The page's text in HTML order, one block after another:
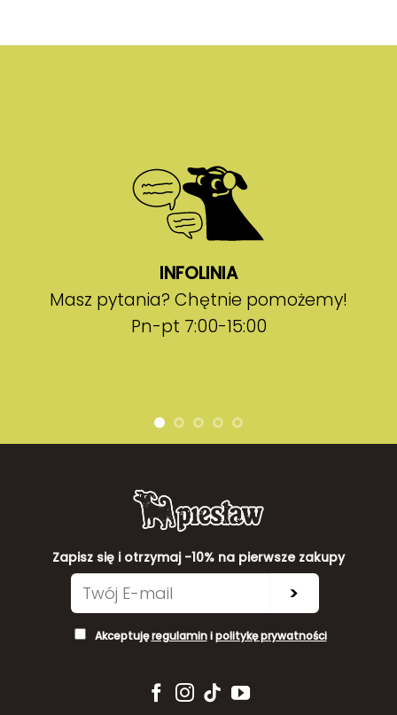
INFOLINIA
Masz pytania? Chętnie pomożemy!
Pn-pt 7:00-15:00
Zapisz się i otrzymaj -10% na pierwsze zakupy
>
Akceptujęregulaminipolitykę prywatności